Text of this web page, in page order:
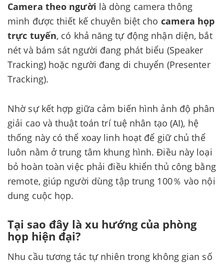
Camera theo người là dòng camera thông
minh được thiết kế chuyên biệt cho camera họp
trực tuyến, có khả năng tự động nhận diện, bắt
nét và bám sát người đang phát biểu (Speaker
Tracking) hoặc người đang di chuyển (Presenter
Tracking).
Nhờ sự kết hợp giữa cảm biến hình ảnh độ phân
giải cao và thuật toán trí tuệ nhân tạo (AI), hệ
thống này có thể xoay linh hoạt để giữ chủ thể
luôn nằm ở trung tâm khung hình. Điều này loại
bỏ hoàn toàn việc phải điều khiển thủ công bằng
remote, giúp người dùng tập trung 100％ vào nội
dung cuộc họp.
Tại sao đây là xu hướng của phòng
họp hiện đại?
Nhu cầu tương tác tự nhiên trong không gian số